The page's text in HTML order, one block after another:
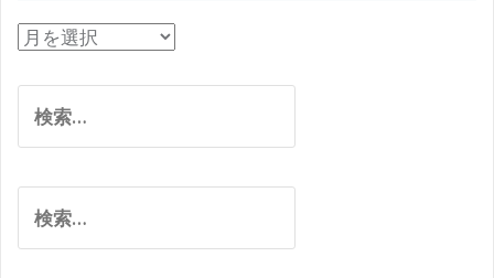
ア
イ
ブ
索:
索: